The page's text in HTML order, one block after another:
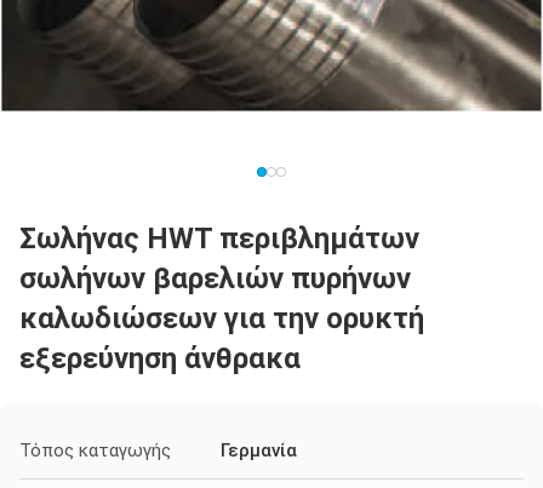
Σωλήνας HWT περιβλημάτων
σωλήνων βαρελιών πυρήνων
καλωδιώσεων για την ορυκτή
εξερεύνηση άνθρακα
Τόπος καταγωγής Γερμανία